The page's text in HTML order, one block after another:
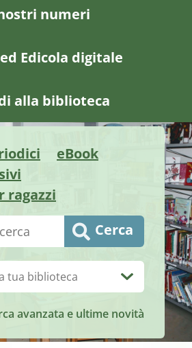
numeri
Edicola digitale
alla biblioteca
eBook
ragazzi
Cerca
avanzata e ultime novità